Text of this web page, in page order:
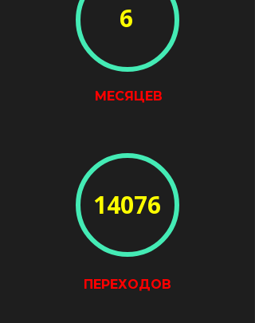
ПЕРЕХОДОВ
МЕСЯЦЕВ
6
14076